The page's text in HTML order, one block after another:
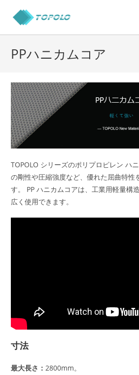
PPハニカムコア
TOPOLO シリーズのポリプロピレン ハ
の剛性や圧縮強度など、優れた屈曲特性
す。 PP ハニカムコアは、工業用軽量構
広く使用できます。
寸法
最大長さ：2800mm。